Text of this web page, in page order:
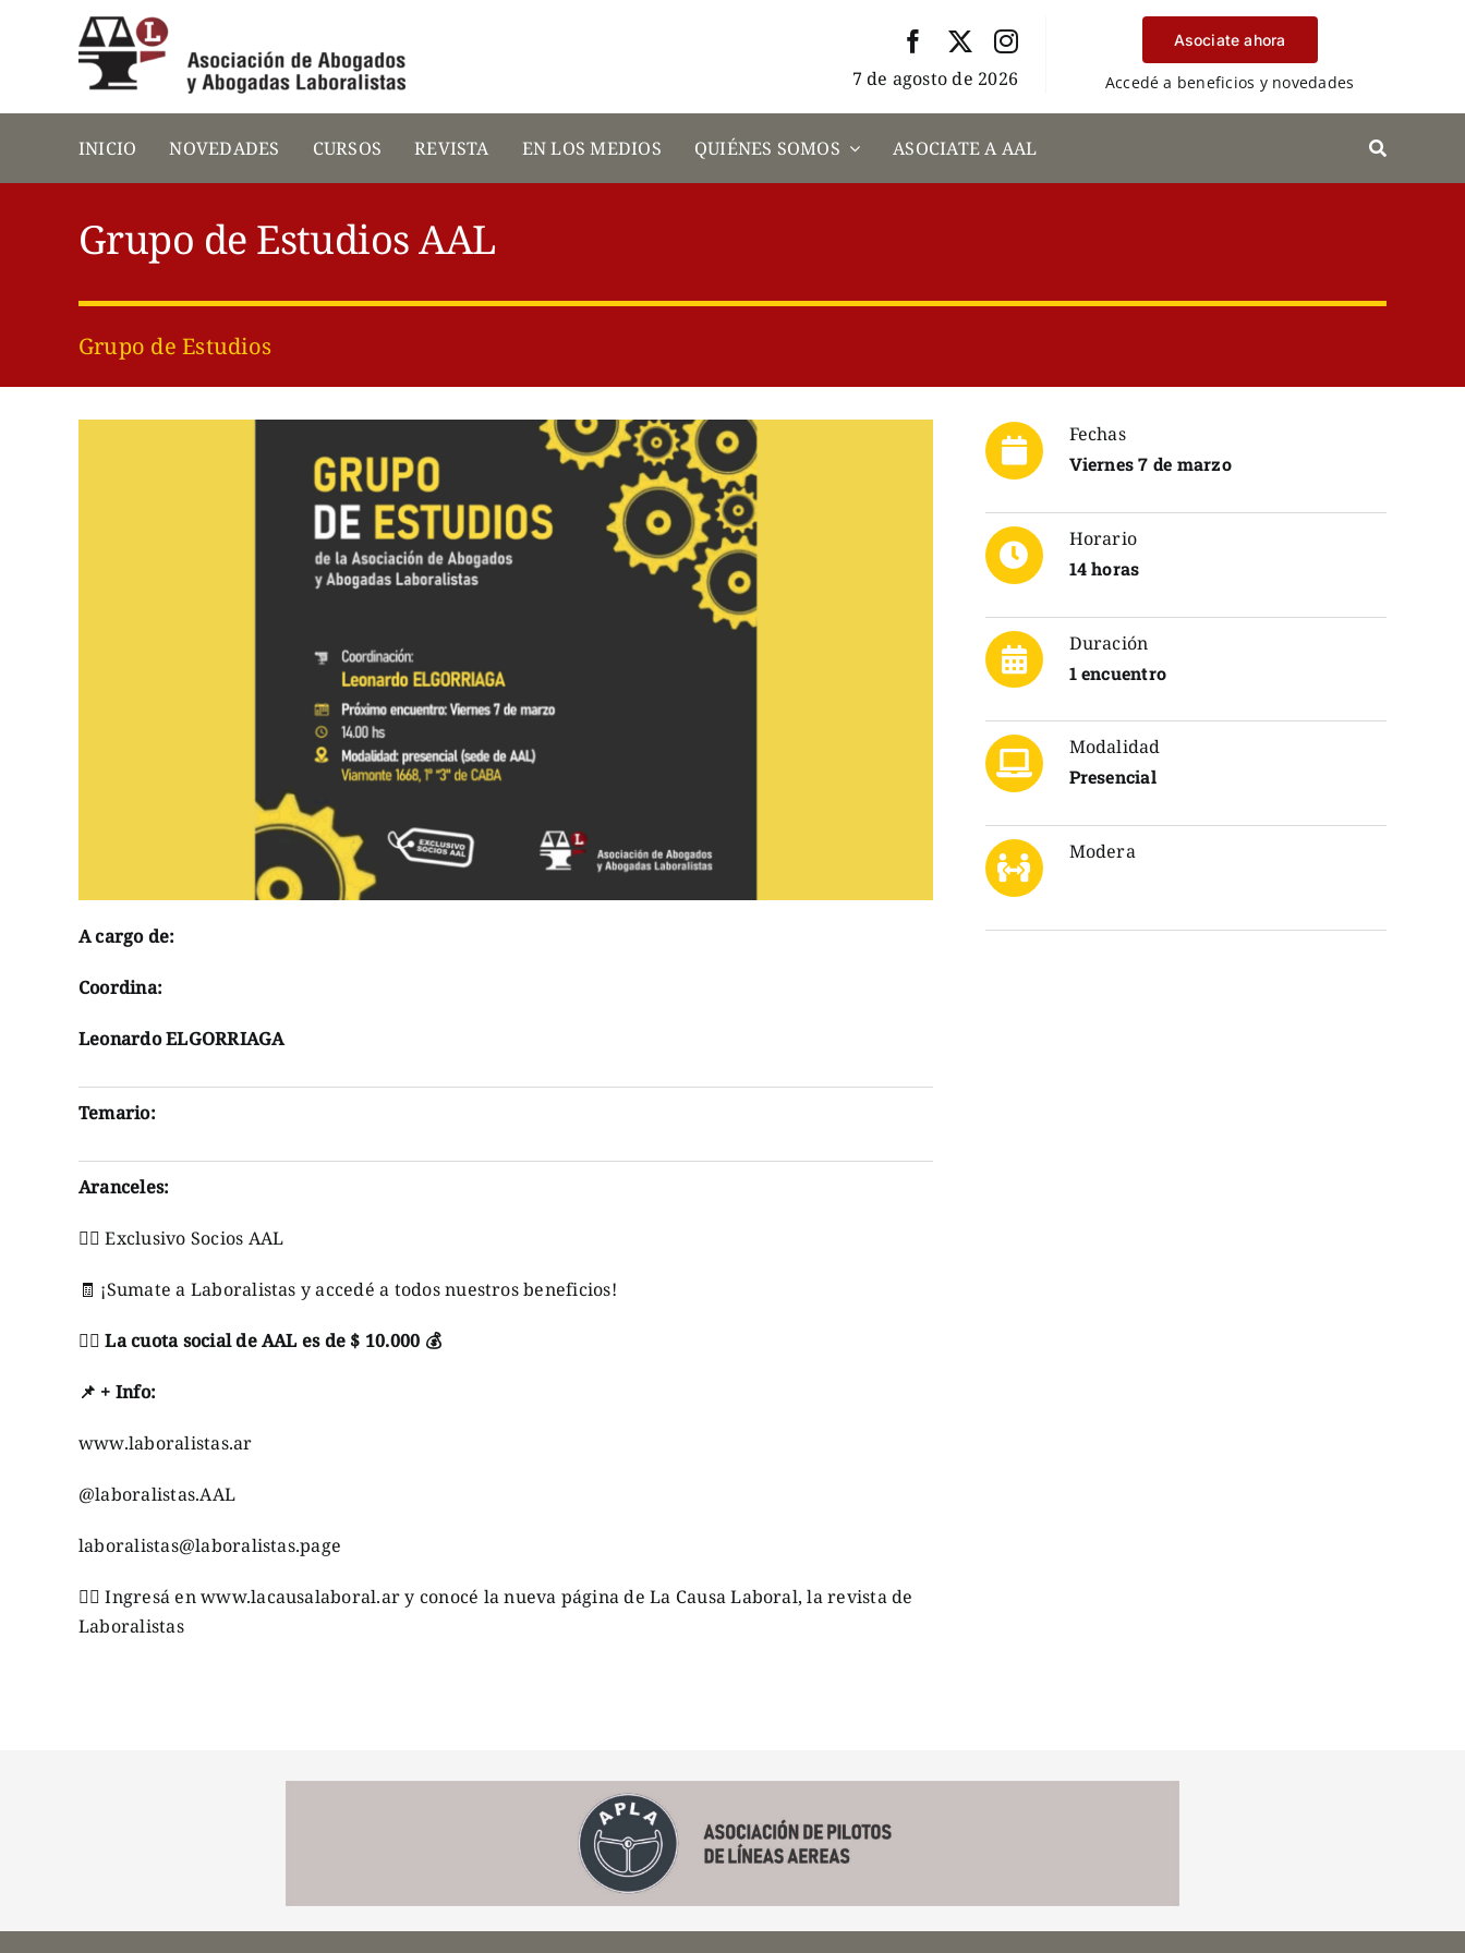
7 de agosto de 2026
Asociate ahora
Accedé a beneficios y novedades
INICIO NOVEDADES CURSOS REVISTA EN LOS MEDIOS QUIÉNES SOMOS ASOCIATE A AAL
Grupo de Estudios AAL
Grupo de Estudios
A cargo de:
Coordina:
Leonardo ELGORRIAGA
Temario:
Aranceles:
👉🏼 Exclusivo Socios AAL
🧾 ¡Sumate a Laboralistas y accedé a todos nuestros beneficios!
👉🏼 La cuota social de AAL es de $ 10.000 💰
📌 + Info:
www.laboralistas.ar
@laboralistas.AAL
laboralistas@laboralistas.page
👉🏼 Ingresá enwww.lacausalaboral.ary conocé la nueva página de La Causa Laboral, la revista de
Laboralistas
Fechas
Viernes 7 de marzo
Horario
14 horas
Duración
1 encuentro
Modalidad
Presencial
Modera